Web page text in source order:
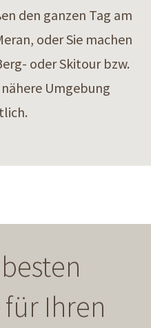
den ganzen Tag am
oder Sie machen
oder Skitour bzw.
Umgebung
Ihren